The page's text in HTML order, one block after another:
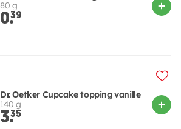
80 g
0.39
Dr. Oetker Cupcake topping vanille
140 g
3.35